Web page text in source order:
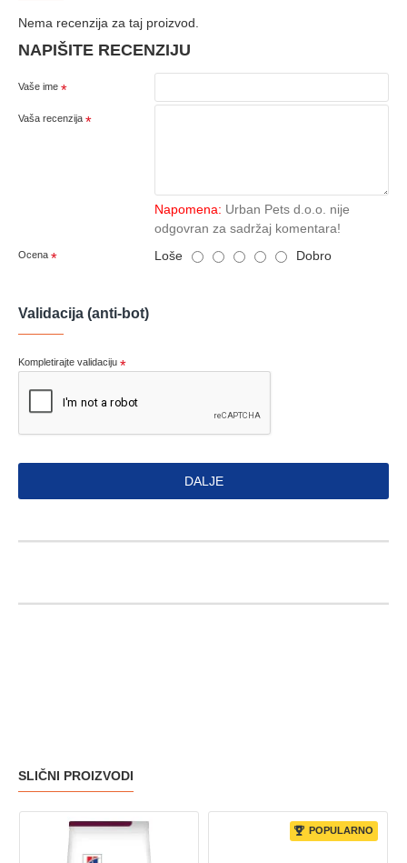
Nema recenzija za taj proizvod.
NAPIŠITE RECENZIJU
Vaše ime
Vaša recenzija
Napomena: Urban Pets d.o.o. nije
odgovran za sadržaj komentara!
Ocena Loše Dobro
Validacija (anti-bot)
Kompletirajte validaciju
DALJE
SLIČNI PROIZVODI
POPULARNO